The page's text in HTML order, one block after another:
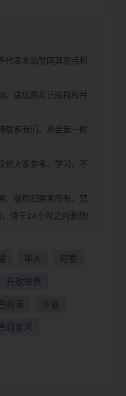
表本站赞同其观点和
请您购买正版授权并
系我们。将会第一时
大家参考、学习，不
版权归原著所有，禁
请于24小时之内删除!
单人 可爱
开放世界
扮演 沙盒
自定义